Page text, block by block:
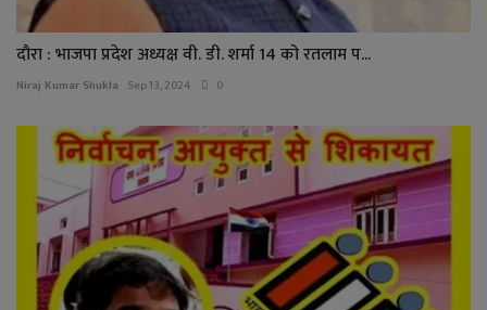
दौरा : भाजपा प्रदेश अध्यक्ष वी. डी. शर्मा 14 को रतलाम प...
Niraj Kumar Shukla Sep 13, 2024 0